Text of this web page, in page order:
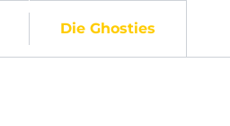
Die Ghosties